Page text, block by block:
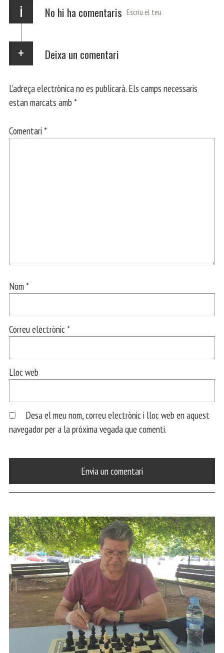
i No hi ha comentaris Escriu el teu
Deixa un comentari
L'adreça electrònica no es publicarà. Els camps necessaris
estan marcats amb *
Comentari *
Nom *
Correu electrònic *
Lloc web
Desa el meu nom, correu electrònic i lloc web en aquest
navegador per a la pròxima vegada que comenti.